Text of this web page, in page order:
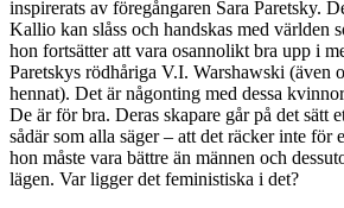
inspirerats av föregångaren Sara Paretsky.
Kallio kan slåss och handskas med världen
hon fortsätter att vara osannolikt bra upp i
Paretskys rödhåriga V.I. Warshawski (även
hennat). Det är någonting med dessa
De är för bra. Deras skapare går på det sätt
sådär som alla säger – att det räcker inte för
hon måste vara bättre än männen och
lägen. Var ligger det feministiska i det?